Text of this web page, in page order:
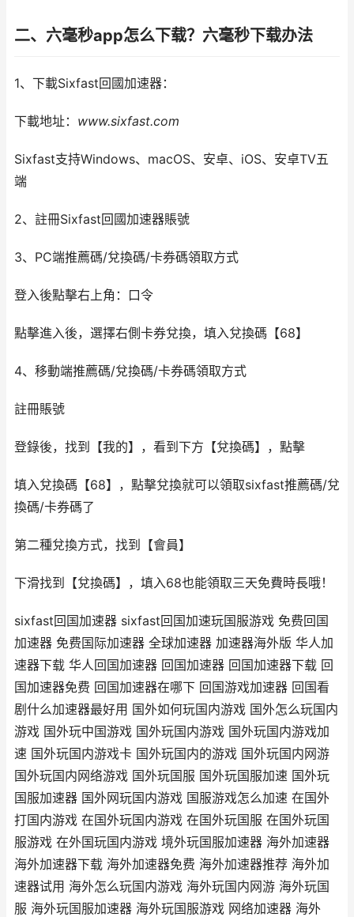
二、六毫秒app怎么下载？六毫秒下载办法
1、下載Sixfast回國加速器：
下載地址： www.sixfast.com
Sixfast支持Windows、macOS、安卓、iOS、安卓TV五
端
2、註冊Sixfast回國加速器賬號
3、PC端推薦碼/兌換碼/卡券碼領取方式
登入後點擊右上角：口令
點擊進入後，選擇右側卡券兌換，填入兌換碼【68】
4、移動端推薦碼/兌換碼/卡券碼領取方式
註冊賬號
登錄後，找到【我的】，看到下方【兌換碼】，點擊
填入兌換碼【68】，點擊兌換就可以領取sixfast推薦碼/兌
換碼/卡券碼了
第二種兌換方式，找到【會員】
下滑找到【兌換碼】，填入68也能領取三天免費時長哦！
sixfast回国加速器 sixfast回国加速玩国服游戏 免费回国
加速器 免费国际加速器 全球加速器 加速器海外版 华人加
速器下载 华人回国加速器 回国加速器 回国加速器下载 回
国加速器免费 回国加速器在哪下 回国游戏加速器 回国看
剧什么加速器最好用 国外如何玩国内游戏 国外怎么玩国内
游戏 国外玩中国游戏 国外玩国内游戏 国外玩国内游戏加
速 国外玩国内游戏卡 国外玩国内的游戏 国外玩国内网游
国外玩国内网络游戏 国外玩国服 国外玩国服加速 国外玩
国服加速器 国外网玩国内游戏 国服游戏怎么加速 在国外
打国内游戏 在国外玩国内游戏 在国外玩国服 在国外玩国
服游戏 在外国玩国内游戏 境外玩国服加速器 海外加速器
海外加速器下载 海外加速器免费 海外加速器推荐 海外加
速器试用 海外怎么玩国内游戏 海外玩国内网游 海外玩国
服 海外玩国服加速器 海外玩国服游戏 网络加速器 海外